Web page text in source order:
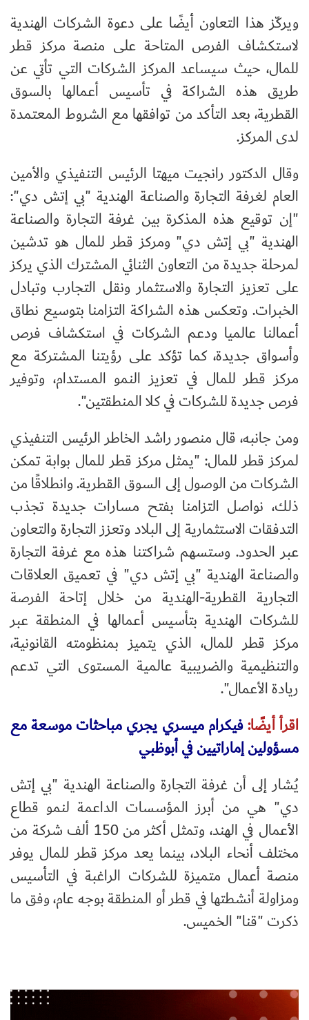
ويركّز هذا التعاون أيضًا على دعوة الشركات الهندية
لاستكشاف الفرص المتاحة على منصة مركز قطر
للمال، حيث سيساعد المركز الشركات التي تأتي عن
طريق هذه الشراكة في تأسيس أعمالها بالسوق
القطرية، بعد التأكد من توافقها مع الشروط المعتمدة
لدى المركز.
وقال الدكتور رانجيت ميهتا الرئيس التنفيذي والأمين
العام لغرفة التجارة والصناعة الهندية "بي إتش دي":
"إن توقيع هذه المذكرة بين غرفة التجارة والصناعة
الهندية "بي إتش دي" ومركز قطر للمال هو تدشين
لمرحلة جديدة من التعاون الثنائي المشترك الذي يركز
على تعزيز التجارة والاستثمار ونقل التجارب وتبادل
الخبرات. وتعكس هذه الشراكة التزامنا بتوسيع نطاق
أعمالنا عالميا ودعم الشركات في استكشاف فرص
وأسواق جديدة، كما تؤكد على رؤيتنا المشتركة مع
مركز قطر للمال في تعزيز النمو المستدام، وتوفير
فرص جديدة للشركات في كلا المنطقتين".
ومن جانبه، قال منصور راشد الخاطر الرئيس التنفيذي
لمركز قطر للمال: "يمثل مركز قطر للمال بوابة تمكن
الشركات من الوصول إلى السوق القطرية. وانطلاقًا من
ذلك، نواصل التزامنا بفتح مسارات جديدة تجذب
التدفقات الاستثمارية إلى البلاد وتعزز التجارة والتعاون
عبر الحدود. وستسهم شراكتنا هذه مع غرفة التجارة
والصناعة الهندية "بي إتش دي" في تعميق العلاقات
التجارية القطرية-الهندية من خلال إتاحة الفرصة
للشركات الهندية بتأسيس أعمالها في المنطقة عبر
مركز قطر للمال، الذي يتميز بمنظومته القانونية،
والتنظيمية والضريبية عالمية المستوى التي تدعم
ريادة الأعمال".
اقرأ أيضًا:فيكرام ميسري يجري مباحثات موسعة مع
مسؤولين إماراتيين في أبوظبي
يُشار إلى أن غرفة التجارة والصناعة الهندية "بي إتش
دي" هي من أبرز المؤسسات الداعمة لنمو قطاع
الأعمال في الهند، وتمثل أكثر من 150 ألف شركة من
مختلف أنحاء البلاد، بينما يعد مركز قطر للمال يوفر
منصة أعمال متميزة للشركات الراغبة في التأسيس
ومزاولة أنشطتها في قطر أو المنطقة بوجه عام، وفق ما
ذكرت "قنا" الخميس.